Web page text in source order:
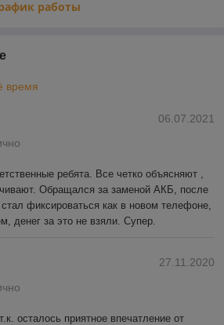
работы
время
06.07.2021
ребята. Все четко объясняют ,
Обращался за заменой АКБ, после
фиксироваться как в новом телефоне,
денег за это не взяли. Супер.
27.11.2020
осталось приятное впечатление от